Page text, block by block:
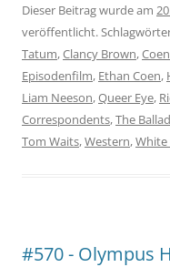
Dieser Beitrag wurde am
veröffentlicht.
Tatum,Clancy Brown,
Episodenfilm, Ethan Coen,
Liam Neeson,Queer Eye,
Correspondents,The
Tom Waits,Western,White
#570 - Olympus